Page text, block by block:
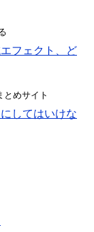
フェクト、ど
とめサイト
してはいけな